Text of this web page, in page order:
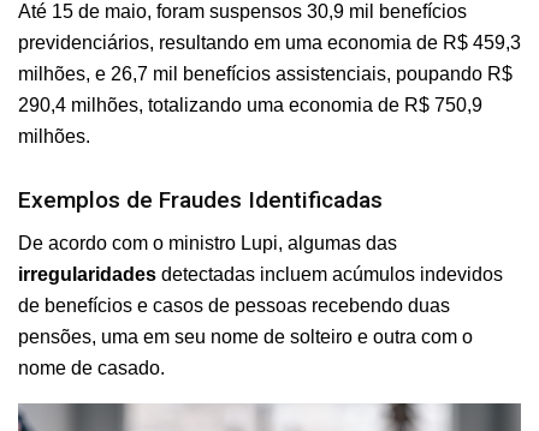
Até 15 de maio, foram suspensos 30,9 mil benefícios
previdenciários, resultando em uma economia de R$ 459,3
milhões, e 26,7 mil benefícios assistenciais, poupando R$
290,4 milhões, totalizando uma economia de R$ 750,9
milhões.
Exemplos de Fraudes Identificadas
De acordo com o ministro Lupi, algumas das
irregularidades detectadas incluem acúmulos indevidos
de benefícios e casos de pessoas recebendo duas
pensões, uma em seu nome de solteiro e outra com o
nome de casado.